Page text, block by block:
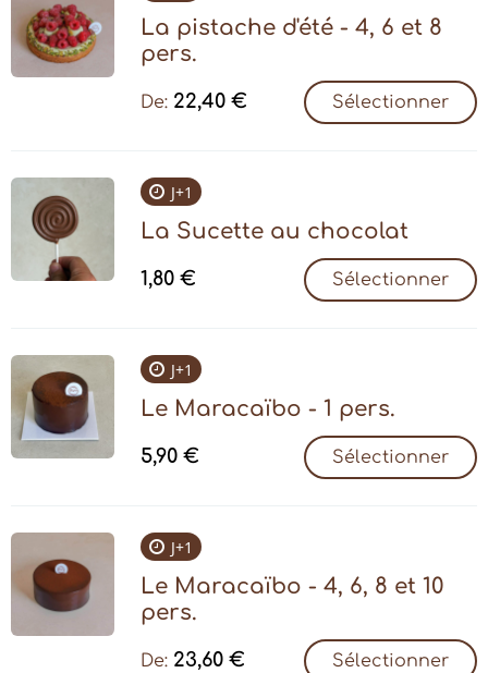
La pistache d'été - 4, 6 et 8
pers.
De: 22,40 € Sélectionner
J+1
La Sucette au chocolat
1,80 € Sélectionner
J+1
Le Maracaïbo - 1 pers.
5,90 € Sélectionner
J+1
Le Maracaïbo - 4, 6, 8 et 10
pers.
De: 23,60 € Sélectionner